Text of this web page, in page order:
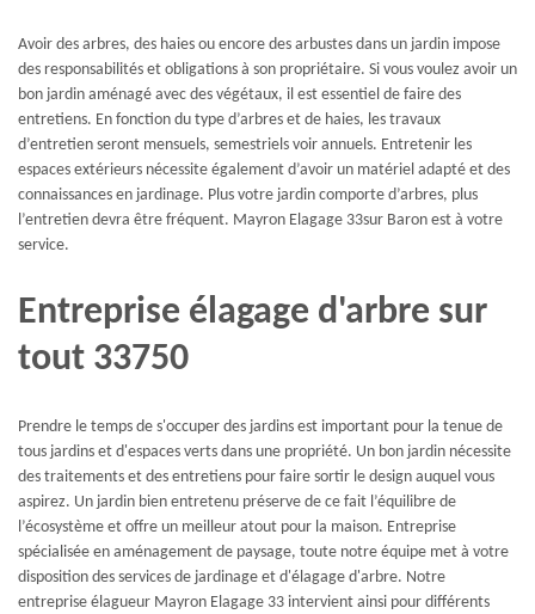
Avoir des arbres, des haies ou encore des arbustes dans un jardin impose
des responsabilités et obligations à son propriétaire. Si vous voulez avoir un
bon jardin aménagé avec des végétaux, il est essentiel de faire des
entretiens. En fonction du type d’arbres et de haies, les travaux
d’entretien seront mensuels, semestriels voir annuels. Entretenir les
espaces extérieurs nécessite également d’avoir un matériel adapté et des
connaissances en jardinage. Plus votre jardin comporte d’arbres, plus
l’entretien devra être fréquent. Mayron Elagage 33sur Baron est à votre
service.
Entreprise élagage d'arbre sur
tout 33750
Prendre le temps de s'occuper des jardins est important pour la tenue de
tous jardins et d'espaces verts dans une propriété. Un bon jardin nécessite
des traitements et des entretiens pour faire sortir le design auquel vous
aspirez. Un jardin bien entretenu préserve de ce fait l’équilibre de
l’écosystème et offre un meilleur atout pour la maison. Entreprise
spécialisée en aménagement de paysage, toute notre équipe met à votre
disposition des services de jardinage et d'élagage d'arbre. Notre
entreprise élagueur Mayron Elagage 33 intervient ainsi pour différents